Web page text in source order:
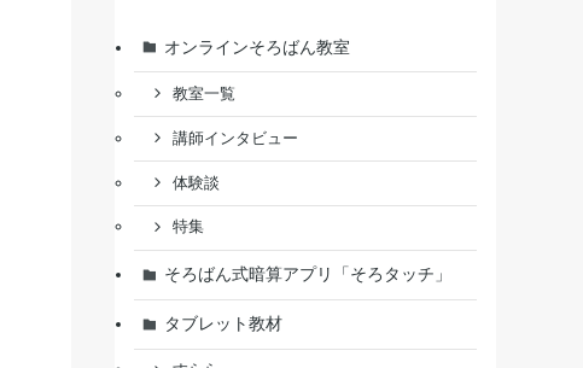
オンラインそろばん教室
教室一覧
講師インタビュー
体験談
特集
そろばん式暗算アプリ「そろタッチ」
タブレット教材